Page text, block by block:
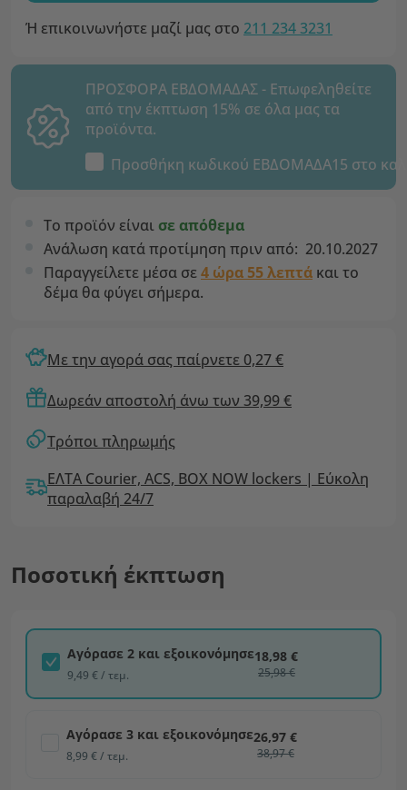
Ή επικοινωνήστε μαζί μας στο 211 234 3231
ΠΡΟΣΦΟΡΑ ΕΒΔΟΜΑΔΑΣ - Επωφεληθείτε
από την έκπτωση 15% σε όλα μας τα
προϊόντα.
Προσθήκη κωδικού ΕΒΔΟΜΑΔΑ15 στο
Το προϊόν είναι σε απόθεμα
Ανάλωση κατά προτίμηση πριν από: 20.10.2027
Παραγγείλετε μέσα σε4 ώρα 55 λεπτά και το
δέμα θα φύγει σήμερα.
Με την αγορά σας παίρνετε 0,27 €
Δωρεάν αποστολή άνω των 39,99 €
Τρόποι πληρωμής
ΕΛΤΑ Courier, ACS, BOX NOW lockers | Εύκολη
παραλαβή 24/7
Ποσοτική έκπτωση
Αγόρασε 2 και εξοικονόμησε
9,49 € / τεμ.
18,98 €
25,98 €
Αγόρασε 3 και εξοικονόμησε
8,99 € / τεμ.
26,97 €
38,97 €